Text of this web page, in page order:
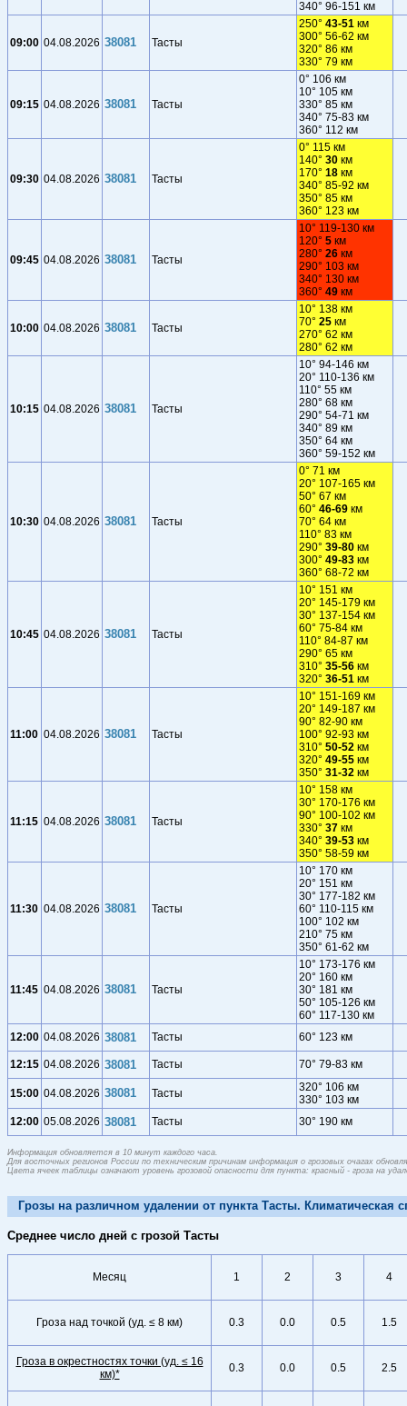
340° 96-151 км
09:00 04.08.2026 38081 Тасты
250° 43-51 км
300° 56-62 км
320° 86 км
330° 79 км
09:15 04.08.2026 38081 Тасты
0° 106 км
10° 105 км
330° 85 км
340° 75-83 км
360° 112 км
09:30 04.08.2026 38081 Тасты
0° 115 км
140° 30 км
170° 18 км
340° 85-92 км
350° 85 км
360° 123 км
09:45 04.08.2026 38081 Тасты
10° 119-130 км
120° 5 км
280° 26 км
290° 103 км
340° 130 км
360° 49 км
10:00 04.08.2026 38081 Тасты
10° 138 км
70° 25 км
270° 62 км
280° 62 км
10:15 04.08.2026 38081 Тасты
10° 94-146 км
20° 110-136 км
110° 55 км
280° 68 км
290° 54-71 км
340° 89 км
350° 64 км
360° 59-152 км
10:30 04.08.2026 38081 Тасты
0° 71 км
20° 107-165 км
50° 67 км
60° 46-69 км
70° 64 км
110° 83 км
290° 39-80 км
300° 49-83 км
360° 68-72 км
10:45 04.08.2026 38081 Тасты
10° 151 км
20° 145-179 км
30° 137-154 км
60° 75-84 км
110° 84-87 км
290° 65 км
310° 35-56 км
320° 36-51 км
11:00 04.08.2026 38081 Тасты
10° 151-169 км
20° 149-187 км
90° 82-90 км
100° 92-93 км
310° 50-52 км
320° 49-55 км
350° 31-32 км
11:15 04.08.2026 38081 Тасты
10° 158 км
30° 170-176 км
90° 100-102 км
330° 37 км
340° 39-53 км
350° 58-59 км
11:30 04.08.2026 38081 Тасты
10° 170 км
20° 151 км
30° 177-182 км
60° 110-115 км
100° 102 км
210° 75 км
350° 61-62 км
11:45 04.08.2026 38081 Тасты
10° 173-176 км
20° 160 км
30° 181 км
50° 105-126 км
60° 117-130 км
12:00 04.08.2026 38081 Тасты 60° 123 км
12:15 04.08.2026 38081 Тасты 70° 79-83 км
15:00 04.08.2026 38081 Тасты
320° 106 км
330° 103 км
12:00 05.08.2026 38081 Тасты 30° 190 км
Информация обновляется в 10 минут каждого часа.
Для восточных регионов России по техническим причинам информация о грозовых очагах
Цвета ячеек таблицы означают уровень грозовой опасности для пункта: красный - гроза на
Грозы на различном удалении от пункта Тасты. Климатическая
Среднее число дней с грозой Тасты
Месяц 1 2 3 4
Гроза над точкой (уд. ≤ 8 км) 0.3 0.0 0.5 1.5
Гроза в окрестностях точки (уд. ≤ 16
км)*
0.3 0.0 0.5 2.5